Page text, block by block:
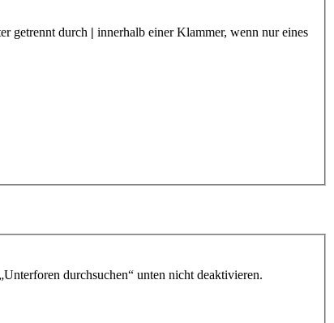
getrennt durch | innerhalb einer Klammer, wenn nur eines
durchsuchen“ unten nicht deaktivieren.